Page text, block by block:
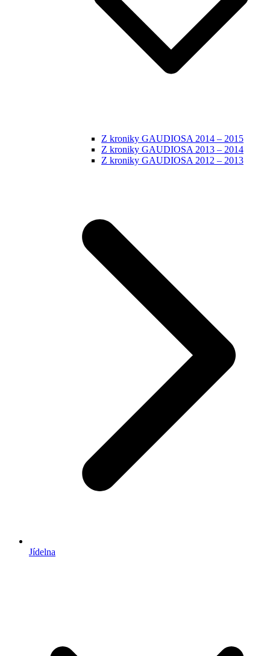
Z kroniky GAUDIOSA 2014 – 2015
Z kroniky GAUDIOSA 2013 – 2014
Z kroniky GAUDIOSA 2012 – 2013
Jídelna